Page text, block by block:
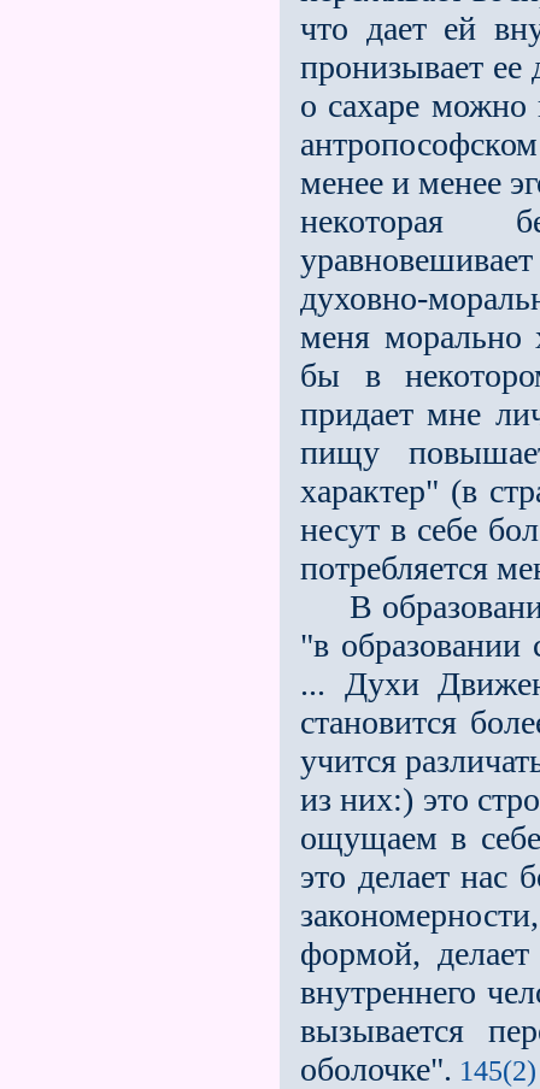
что дает ей
пронизывает ее
о сахаре можно
менее и менее
некоторая
духовно-
меня морально
бы в
придает мне
пищу
характер" (в
не­сут в себе
потребляется
В
"в образовании
... Духи
становится
учится
из них:) это
ощущаем в
это делает нас
формой,
внутреннего
вы­зывается
оболочке". 145(2)